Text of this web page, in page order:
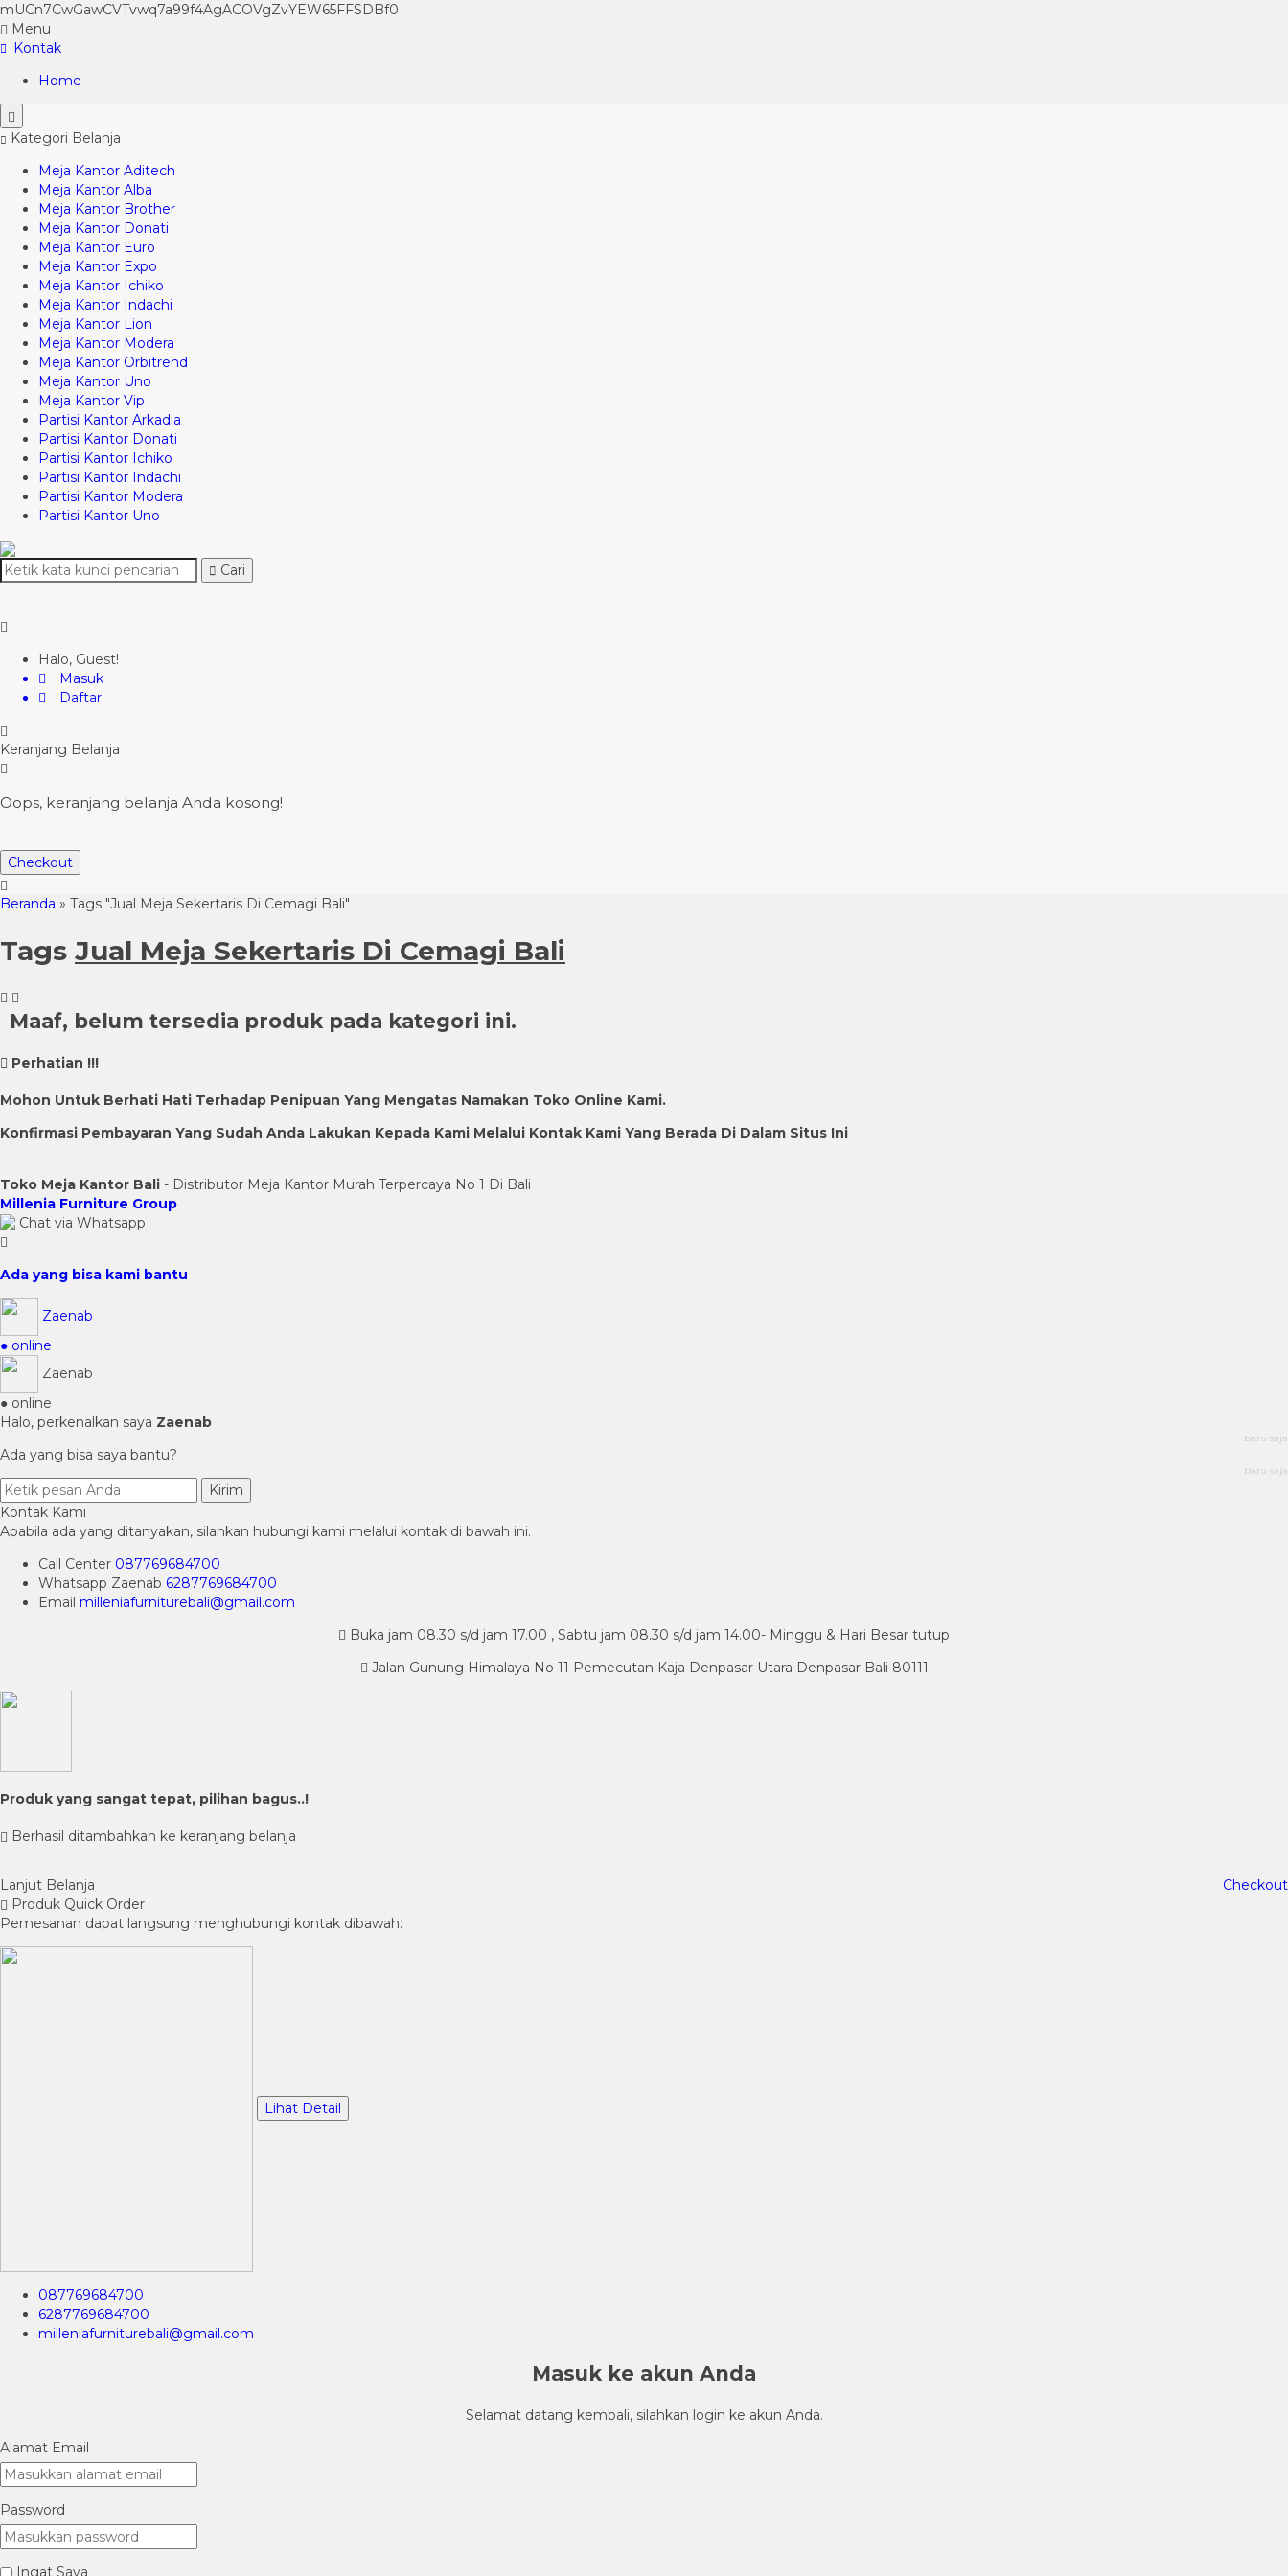
mUCn7CwGawCVTvwq7a99f4AgACOVgZvYEW65FFSDBf0
Menu
Kontak
Home
Kategori Belanja
Meja Kantor Aditech
Meja Kantor Alba
Meja Kantor Brother
Meja Kantor Donati
Meja Kantor Euro
Meja Kantor Expo
Meja Kantor Ichiko
Meja Kantor Indachi
Meja Kantor Lion
Meja Kantor Modera
Meja Kantor Orbitrend
Meja Kantor Uno
Meja Kantor Vip
Partisi Kantor Arkadia
Partisi Kantor Donati
Partisi Kantor Ichiko
Partisi Kantor Indachi
Partisi Kantor Modera
Partisi Kantor Uno
Cari
Halo, Guest!
Masuk
Daftar
Keranjang Belanja
Oops, keranjang belanja Anda kosong!
Checkout
Beranda » Tags "Jual Meja Sekertaris Di Cemagi Bali"
Tags Jual Meja Sekertaris Di Cemagi Bali
Maaf, belum tersedia produk pada kategori ini.
Perhatian !!!
Mohon Untuk Berhati Hati Terhadap Penipuan Yang Mengatas Namakan Toko Online Kami.
Konfirmasi Pembayaran Yang Sudah Anda Lakukan Kepada Kami Melalui Kontak Kami Yang Berada Di Dalam Situs Ini
Toko Meja Kantor Bali - Distributor Meja Kantor Murah Terpercaya No 1 Di Bali
Millenia Furniture Group
Chat via Whatsapp
Ada yang bisa kami bantu
Zaenab
● online
Zaenab
● online
Halo, perkenalkan saya Zaenab
baru saja
Ada yang bisa saya bantu?
baru saja
Kirim
Kontak Kami
Apabila ada yang ditanyakan, silahkan hubungi kami melalui kontak di bawah ini.
Call Center 087769684700
Whatsapp Zaenab 6287769684700
Email milleniafurniturebali@gmail.com
Buka jam 08.30 s/d jam 17.00 , Sabtu jam 08.30 s/d jam 14.00- Minggu & Hari Besar tutup
Jalan Gunung Himalaya No 11 Pemecutan Kaja Denpasar Utara Denpasar Bali 80111
Produk yang sangat tepat, pilihan bagus..!
Berhasil ditambahkan ke keranjang belanja
Lanjut Belanja
Checkout
Produk Quick Order
Pemesanan dapat langsung menghubungi kontak dibawah:
Lihat Detail
087769684700
6287769684700
milleniafurniturebali@gmail.com
Masuk ke akun Anda
Selamat datang kembali, silahkan login ke akun Anda.
Alamat Email
Password
Ingat Saya